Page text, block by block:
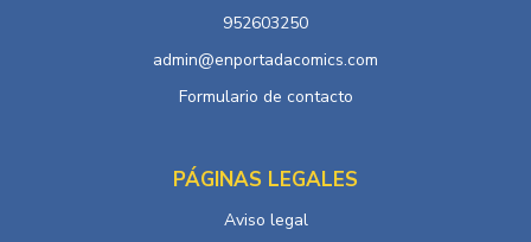
952603250
admin@enportadacomics.com
Formulario de contacto
PÁGINAS LEGALES
Aviso legal